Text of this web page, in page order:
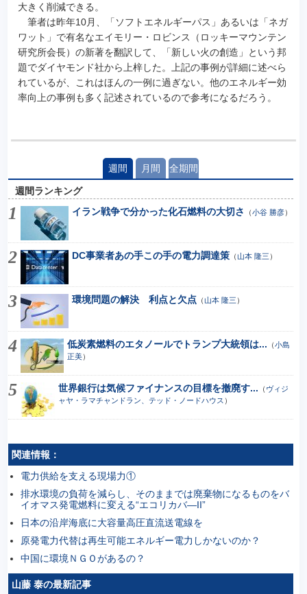
大きく削減できる。
筆者は昨年10月、「ソフトエネルギーパス」あるいは「ネガ
ワット」で有名なエイモリー・ロビンス（ロッキーマウンテン
研究所会長）の新著を翻訳して、「新しい火の創造」という邦
題でダイヤモンド社から上梓した。上記の事例が詳細に述べら
れているが、これはほんの一例に過ぎない。他のエネルギー効
率向上の事例も多く記述されているので参考になるだろう。
週間 月間 全期間
週間ランキング
イラン戦争で分かった化石燃料の大切さ
（小谷 勝彦）
DC事業者あの手この手の電力調達策（山本 隆三 ）
環境問題の解決 利点と欠点 （山本 隆三 ）
低炭素燃料のエタノールでトランプ大統領は... （小島
正美）
世界銀行は気候ファイナンスの目標を撤廃す... （ ヴィジ
ャヤ・ラマチャンドラン、テッド・ノードハウス ）
関連情報：
電力供給を支える現場力①
排水環境の負荷を減らし、そのままでは廃棄物になるものをバ
イオマス発電燃料に変える“エコリカバ―II”
日本の沿岸海底に大容量高圧直流送電線を
原発電力代替は再生可能エネルギー電力しかないのか？
中国に環境ＮＧＯがあるの？
山藤 泰の最新記事